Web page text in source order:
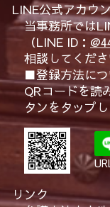
LINE公式アカウ
当事務所では
（LINE ID：
相談してくださ
■登録方法につ
QRコードを読
タンをタップ
リンク